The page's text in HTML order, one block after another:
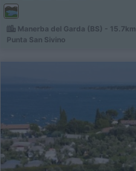
Manerba del Garda (BS) - 15.7km
Punta San Sivino